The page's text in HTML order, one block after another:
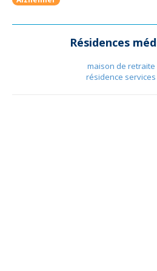
Résidences
maison de
résidence